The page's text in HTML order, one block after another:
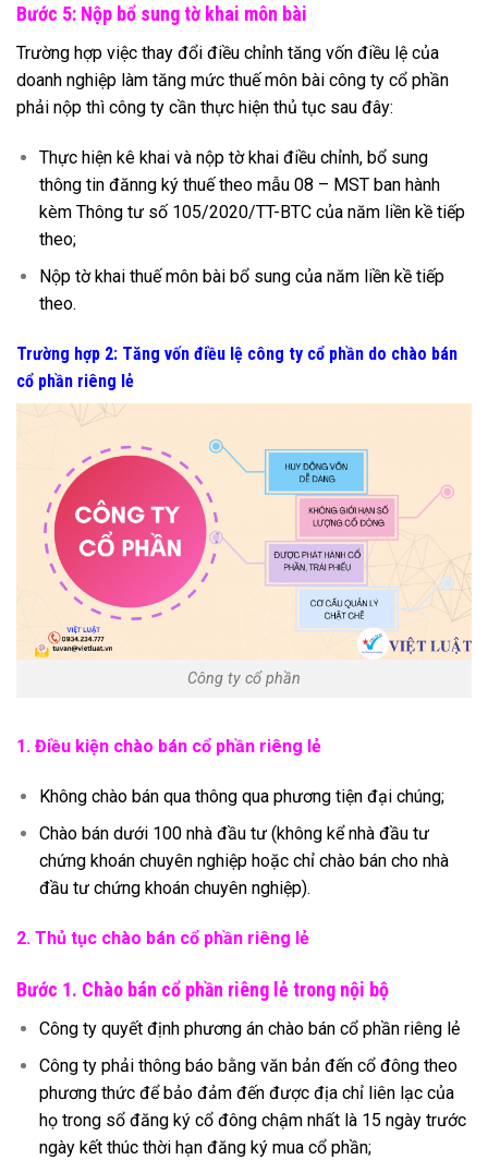
Bước 5: Nộp bổ sung tờ khai môn bài
Trường hợp việc thay đổi điều chỉnh tăng vốn điều lệ của
doanh nghiệp làm tăng mức thuế môn bài công ty cổ phần
phải nộp thì công ty cần thực hiện thủ tục sau đây:
Thực hiện kê khai và nộp tờ khai điều chỉnh, bổ sung
thông tin đănng ký thuế theo mẫu 08 – MST ban hành
kèm Thông tư số 105/2020/TT-BTC của năm liền kề tiếp
theo;
Nộp tờ khai thuế môn bài bổ sung của năm liền kề tiếp
theo.
Trường hợp 2: Tăng vốn điều lệ công ty cổ phần do chào bán
cổ phần riêng lẻ
Công ty cổ phần
1. Điều kiện chào bán cổ phần riêng lẻ
Không chào bán qua thông qua phương tiện đại chúng;
Chào bán dưới 100 nhà đầu tư (không kể nhà đầu tư
chứng khoán chuyên nghiệp hoặc chỉ chào bán cho nhà
đầu tư chứng khoán chuyên nghiệp).
2. Thủ tục chào bán cổ phần riêng lẻ
Bước 1. Chào bán cổ phần riêng lẻ trong nội bộ
Công ty quyết định phương án chào bán cổ phần riêng lẻ
Công ty phải thông báo bằng văn bản đến cổ đông theo
phương thức để bảo đảm đến được địa chỉ liên lạc của
họ trong sổ đăng ký cổ đông chậm nhất là 15 ngày trước
ngày kết thúc thời hạn đăng ký mua cổ phần;